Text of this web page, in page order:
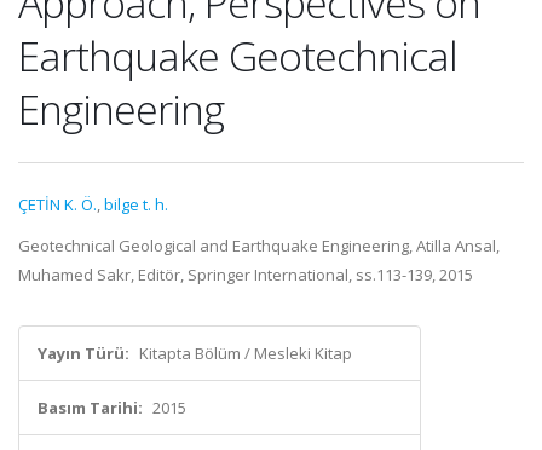
Earthquake Geotechnical
Engineering
ÇETİN K. Ö.,bilge t. h.
Geotechnical Geological and Earthquake Engineering, Atilla Ansal,
Muhamed Sakr, Editör, Springer International, ss.113-139, 2015
Yayın Türü: Kitapta Bölüm / Mesleki Kitap
Basım Tarihi: 2015